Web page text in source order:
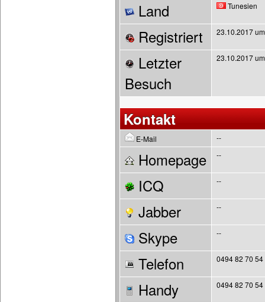
Land Tunesien
Registriert 23.10.2017
Letzter
Besuch
23.10.2017
Kontakt
E-Mail --
Homepage --
ICQ --
Jabber --
Skype --
Telefon 0494 82 70 54
Handy 0494 82 70 54